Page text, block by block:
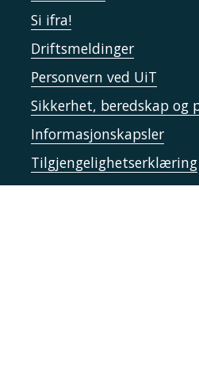
Si ifra!
Driftsmeldinger
Personvern ved UiT
Sikkerhet, beredskap og
Informasjonskapsler
Tilgjengelighetserklæring